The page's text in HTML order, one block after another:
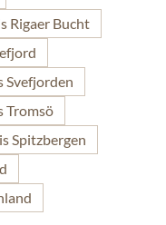
Rigaer Bucht
Svefjorden
Tromsö
Spitzbergen